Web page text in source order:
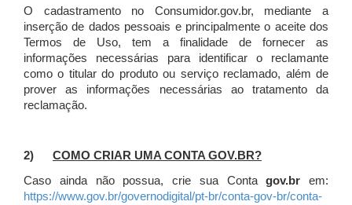
O cadastramento no Consumidor.gov.br, mediante a
inserção de dados pessoais e principalmente o aceite dos
Termos de Uso, tem a finalidade de fornecer as
informações necessárias para identificar o reclamante
como o titular do produto ou serviço reclamado, além de
prover as informações necessárias ao tratamento da
reclamação.
2) COMO CRIAR UMA CONTA GOV.BR?
Caso ainda não possua, crie sua Contagov.br em:
https://www.gov.br/governodigital/pt-br/conta-gov-br/conta-